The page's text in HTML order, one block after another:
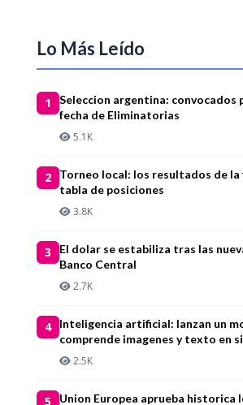
Lo Más Leído
1
Seleccion argentina: convocados
fecha de Eliminatorias
5.1K
2
Torneo local: los resultados de la
tabla de posiciones
3.8K
3
El dolar se estabiliza tras las
Banco Central
2.7K
4
Inteligencia artificial: lanzan un
comprende imagenes y texto en
2.5K
5
Union Europea aprueba historica